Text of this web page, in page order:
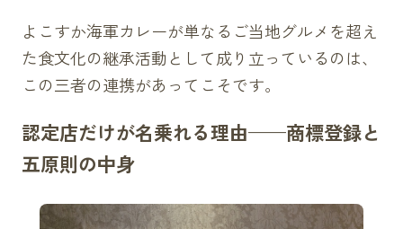
よこすか海軍カレーが単なるご当地グルメを超え
た食文化の継承活動として成り立っているのは、
この三者の連携があってこそです。
認定店だけが名乗れる理由——商標登録と
五原則の中身